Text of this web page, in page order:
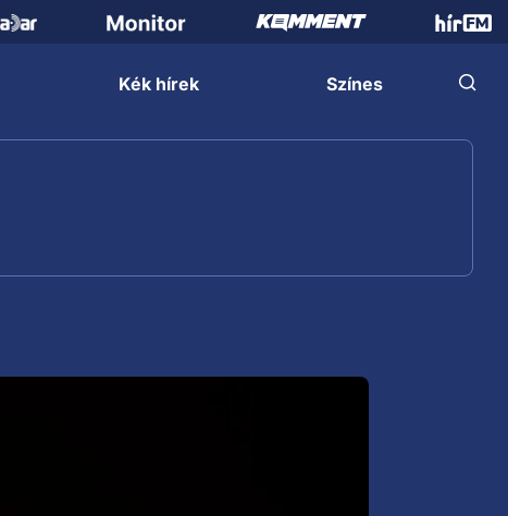
Kék hírek Színes